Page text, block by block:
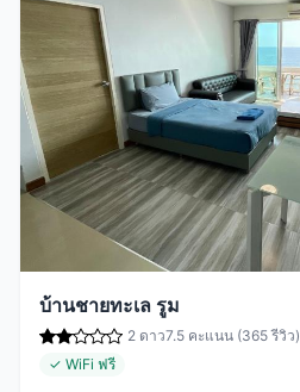
บ้านชายทะเล รูม
2 ดาว7.5 คะแนน (365 รีวิว)
✓ WiFi ฟรี